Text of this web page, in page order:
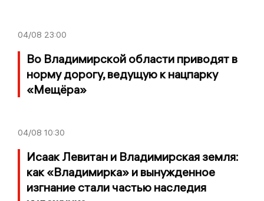
04/08 23:00
Во Владимирской области приводят в
норму дорогу, ведущую к нацпарку
«Мещёра»
04/08 10:30
Исаак Левитан и Владимирская земля:
как «Владимирка» и вынужденное
изгнание стали частью наследия